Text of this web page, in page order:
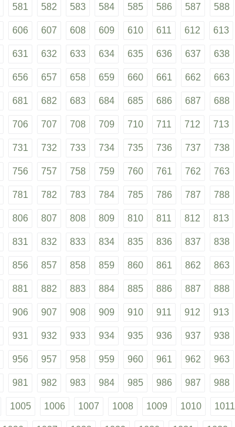
581 582 583 584 585 586 587 588
606 607 608 609 610 611 612 613
631 632 633 634 635 636 637 638
656 657 658 659 660 661 662 663
681 682 683 684 685 686 687 688
706 707 708 709 710 711 712 713
731 732 733 734 735 736 737 738
756 757 758 759 760 761 762 763
781 782 783 784 785 786 787 788
806 807 808 809 810 811 812 813
831 832 833 834 835 836 837 838
856 857 858 859 860 861 862 863
881 882 883 884 885 886 887 888
906 907 908 909 910 911 912 913
931 932 933 934 935 936 937 938
956 957 958 959 960 961 962 963
981 982 983 984 985 986 987 988
1005 1006 1007 1008 1009 1010 1011